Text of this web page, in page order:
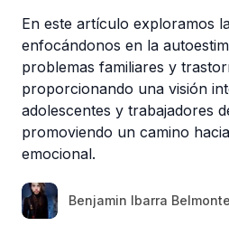
En este artículo exploramos
enfocándonos en la
problemas familiares y
proporcionando una visión
adolescentes y trabajadores
promoviendo un camino
emocional.
Benjamin Ibarra Belmonte